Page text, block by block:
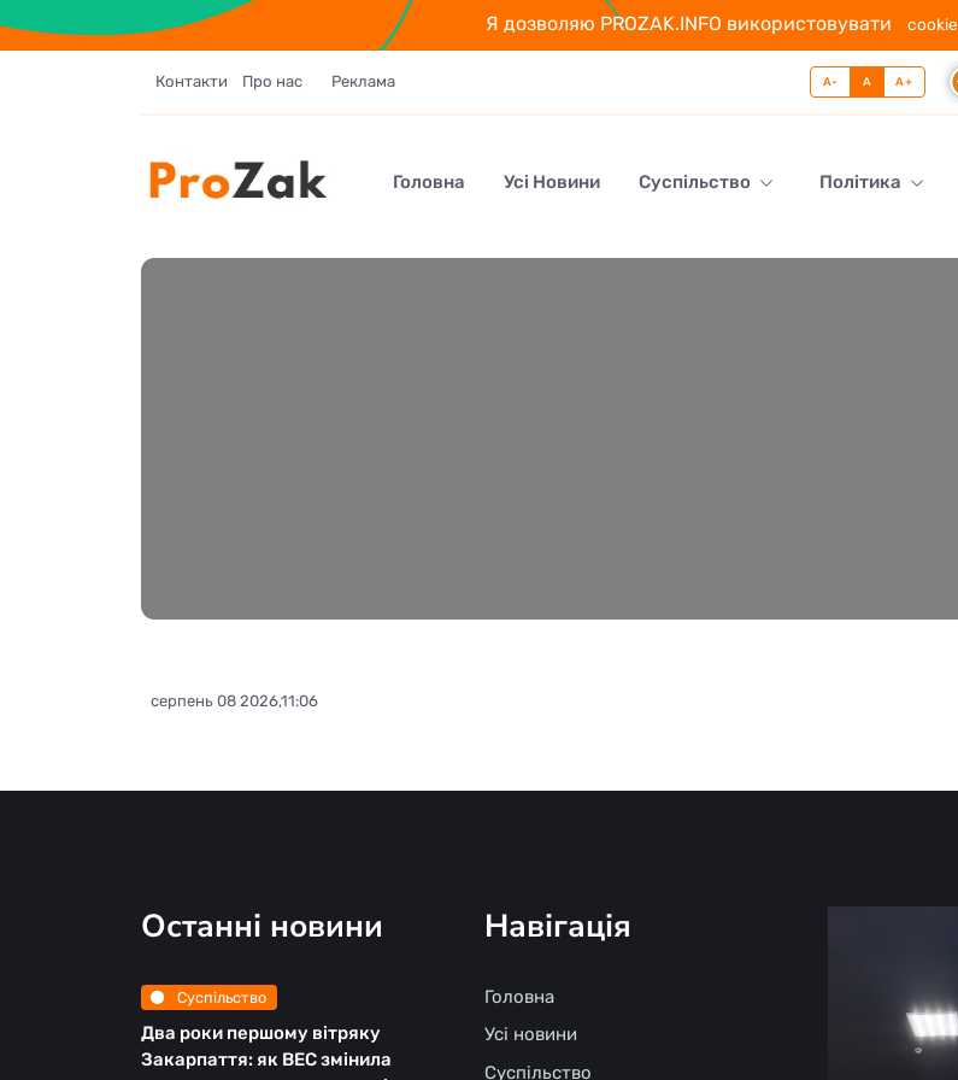
Я дозволяю PROZAK.INFO використовувати cookie
Контакти Про нас Реклама A- A A+
Головна Усі Новини Суспільство Політика
серпень 08 2026,11:06
Останні новини
Суспільство
Два роки першому вітряку
Закарпаття: як ВЕС змінила
Навігація
Головна
Усі новини
Суспільство